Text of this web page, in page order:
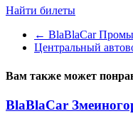
Найти билеты
← BlaBlaCar
Центральный
Вам также может
BlaBlaCar